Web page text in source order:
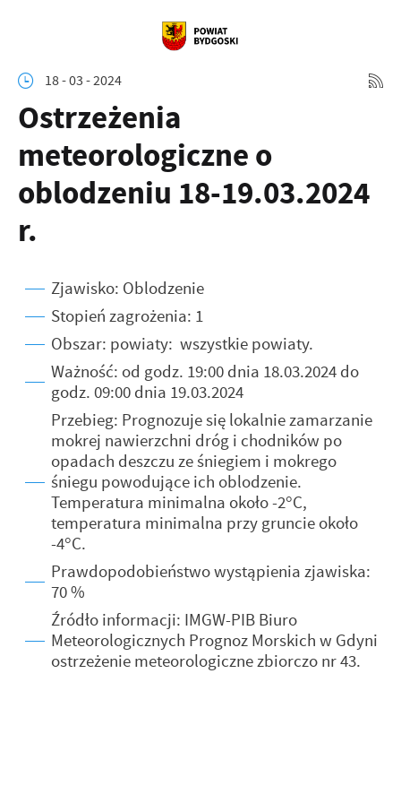
18 - 03 - 2024
Ostrzeżenia
meteorologiczne o
oblodzeniu 18-19.03.2024
r.
Zjawisko: Oblodzenie
Stopień zagrożenia: 1
Obszar: powiaty: wszystkie powiaty.
Ważność: od godz. 19:00 dnia 18.03.2024 do
godz. 09:00 dnia 19.03.2024
Przebieg: Prognozuje się lokalnie zamarzanie
mokrej nawierzchni dróg i chodników po
opadach deszczu ze śniegiem i mokrego
śniegu powodujące ich oblodzenie.
Temperatura minimalna około-2°C,
temperatura minimalna przy gruncie około
-4°C.
Prawdopodobieństwo wystąpienia zjawiska:
70 %
Źródło informacji: IMGW-PIB Biuro
Meteorologicznych Prognoz Morskich w Gdyni
ostrzeżenie meteorologiczne zbiorczo nr 43.